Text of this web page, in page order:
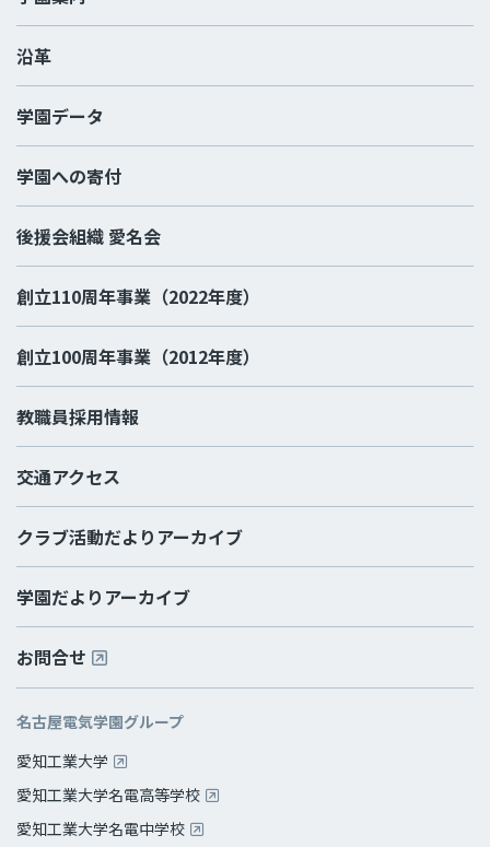
沿革
学園データ
学園への寄付
後援会組織 愛名会
創立110周年事業（2022年度）
創立100周年事業（2012年度）
教職員採用情報
交通アクセス
クラブ活動だよりアーカイブ
学園だよりアーカイブ
お問合せ
名古屋電気学園グループ
愛知工業大学
愛知工業大学名電高等学校
愛知工業大学名電中学校